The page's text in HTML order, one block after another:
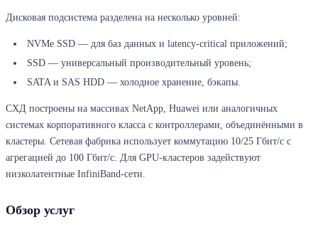
Дисковая подсистема разделена на несколько уровней:
NVMe SSD — для баз данных и latency-critical приложений;
SSD — универсальный производительный уровень;
SATA и SAS HDD — холодное хранение, бэкапы.
СХД построены на массивах NetApp, Huawei или аналогичных
системах корпоративного класса с контроллерами, объединёнными в
кластеры. Сетевая фабрика использует коммутацию 10/25 Гбит/с с
агрегацией до 100 Гбит/с. Для GPU-кластеров задействуют
низколатентные InfiniBand-сети.
Обзор услуг